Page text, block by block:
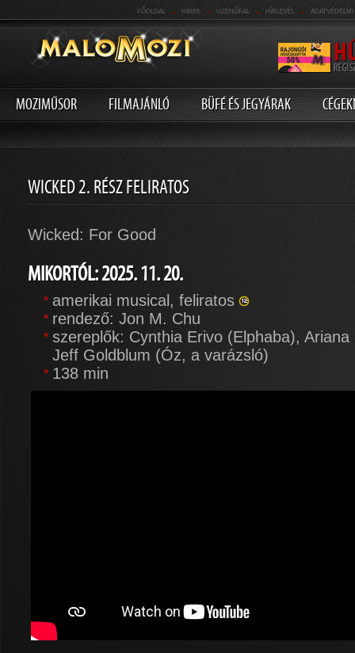
FŐOLDAL . HIREK . ÜZENŐFAL . HÍRLEVÉL . ADATVÉDELMI
MOZIMŰSOR FILMAJÁNLÓ BÜFÉ ÉS JEGYÁRAK
WICKED 2. RÉSZ FELIRATOS
Wicked: For Good
MIKORTÓL: 2025. 11. 20.
amerikai musical, feliratos
rendező: Jon M. Chu
szereplők: Cynthia Erivo (Elphaba),
Jeff Goldblum (Óz, a varázsló)
138 min